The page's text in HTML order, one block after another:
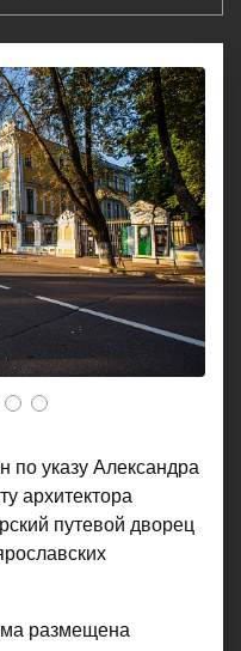
5 6
по указу Александра
архитектора
путевой дворец
размещена